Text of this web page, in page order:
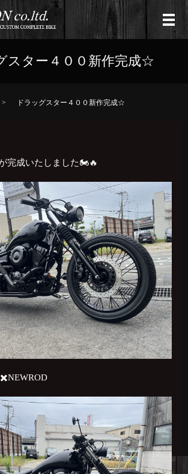
スター４００新作完成☆
ドラッグスター４００新作完成☆
完成いたしました🏍🔥